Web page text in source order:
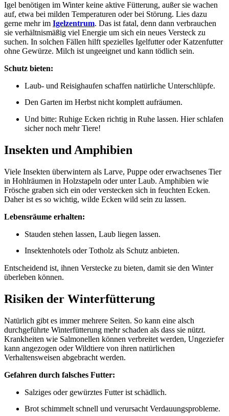
Igel benötigen im Winter keine aktive Fütterung, außer sie wachen
auf, etwa bei milden Temperaturen oder bei Störung. Lies dazu
gerne mehr im Igelzentrum. Das ist fatal, denn dann verbrauchen
sie verhältnismäßig viel Energie um sich ein neues Versteck zu
suchen. In solchen Fällen hilft spezielles Igelfutter oder Katzenfutter
ohne Gewürze. Milch ist ungeeignet und kann tödlich sein.
Schutz bieten:
Laub- und Reisighaufen schaffen natürliche Unterschlüpfe.
Den Garten im Herbst nicht komplett aufräumen.
Und bitte: Ruhige Ecken richtig in Ruhe lassen. Hier schlafen
sicher noch mehr Tiere!
Insekten und Amphibien
Viele Insekten überwintern als Larve, Puppe oder erwachsenes Tier
in Hohlräumen in Holzstapeln oder unter Laub. Amphibien wie
Frösche graben sich ein oder verstecken sich in feuchten Ecken.
Daher ist es so wichtig, wilde Ecken wild sein zu lassen.
Lebensräume erhalten:
Stauden stehen lassen, Laub liegen lassen.
Insektenhotels oder Totholz als Schutz anbieten.
Entscheidend ist, ihnen Verstecke zu bieten, damit sie den Winter
überleben können.
Risiken der Winterfütterung
Natürlich gibt es immer mehrere Seiten. So kann eine alsch
durchgeführte Winterfütterung mehr schaden als dass sie nützt.
Krankheiten wie Salmonellen können verbreitet werden, Ungeziefer
kann angezogen oder Wildtiere von ihren natürlichen
Verhaltensweisen abgebracht werden.
Gefahren durch falsches Futter:
Salziges oder gewürztes Futter ist schädlich.
Brot schimmelt schnell und verursacht Verdauungsprobleme.